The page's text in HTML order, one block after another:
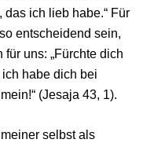
ich lieb habe.“ Für
entscheidend sein,
uns: „Fürchte dich
habe dich bei
(Jesaja 43, 1).
selbst als